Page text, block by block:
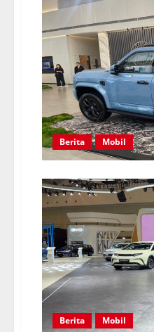
Berita Mobil
Berita Mobil